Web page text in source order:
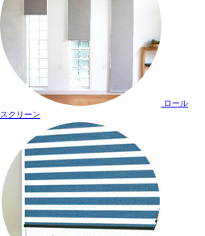
ロール
スクリーン